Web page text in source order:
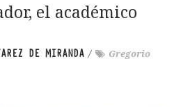
el académico
DE MIRANDA /
Gregorio